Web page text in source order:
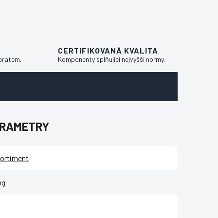
CERTIFIKOVANÁ KVALITA
Komponenty splňující nejvyšší normy.